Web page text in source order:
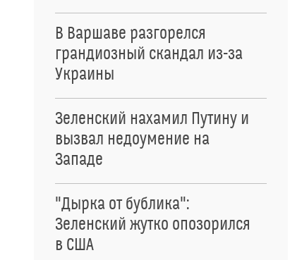
В Варшаве разгорелся
грандиозный скандал из-за
Украины
Зеленский нахамил Путину и
вызвал недоумение на
Западе
"Дырка от бублика":
Зеленский жутко опозорился
в США